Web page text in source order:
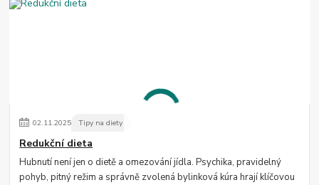
02.11.2025 Tipy na diety
Redukční dieta
Hubnutí není jen o dietě a omezování jídla. Psychika, pravidelný
pohyb, pitný režim a správně zvolená bylinková kúra hrají klíčovou